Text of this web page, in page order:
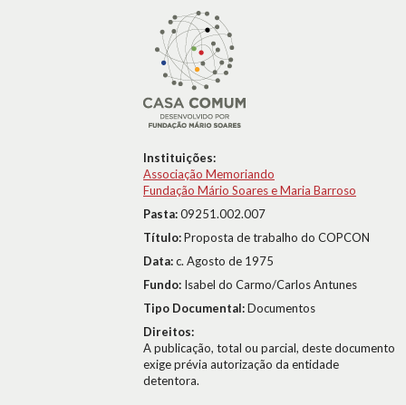
Instituições:
Associação Memoriando
Fundação Mário Soares e Maria Barroso
Pasta:09251.002.007
Título:Proposta de trabalho do COPCON
Data:c. Agosto de 1975
Fundo: Isabel do Carmo/Carlos Antunes
Tipo Documental:Documentos
Direitos:
A publicação, total ou parcial, deste documento
exige prévia autorização da entidade
detentora.